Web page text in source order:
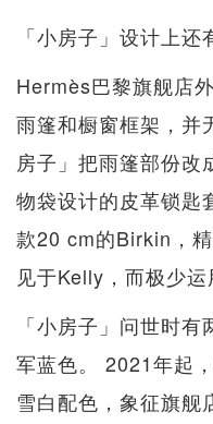
「小房子」设计上还
Hermès巴黎旗舰店
雨篷和橱窗框架，并
房子」把雨篷部份改
物袋设计的皮革锁匙
款20 cm的Birkin，
见于Kelly，而极少运
「小房子」问世时
军蓝色。 2021年起
雪白配色，象征旗舰